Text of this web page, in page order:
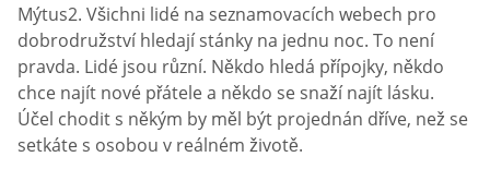
Mýtus2. Všichni lidé na seznamovacích webech pro
dobrodružství hledají stánky na jednu noc. To není
pravda. Lidé jsou různí. Někdo hledá přípojky, někdo
chce najít nové přátele a někdo se snaží najít lásku.
Účel chodit s někým by měl být projednán dříve, než se
setkáte s osobou v reálném životě.